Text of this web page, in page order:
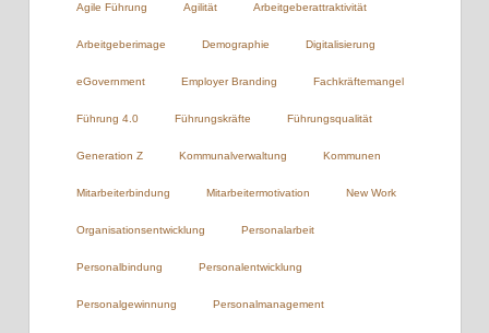
Agile Führung Agilität Arbeitgeberattraktivität
Arbeitgeberimage Demographie Digitalisierung
eGovernment Employer Branding Fachkräftemangel
Führung 4.0 Führungskräfte Führungsqualität
Generation Z Kommunalverwaltung Kommunen
Mitarbeiterbindung Mitarbeitermotivation New Work
Organisationsentwicklung Personalarbeit
Personalbindung Personalentwicklung
Personalgewinnung Personalmanagement